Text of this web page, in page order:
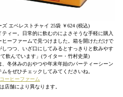
エベレストチャイ 25袋 ￥624 (税込)
ティー。日常的に飲むのによさそうな手軽に購入
ーファームで見つけました。箱を開けただけで
つつ、いざ口にしてみるとすっきりと飲みやす
飲んでいます」(ライター・竹村史菜)
冬休みのおやつや年末年始のパーティーシーン
をぜひチェックしてみてくださいね。
ーヒーファーム
店舗により異なります。